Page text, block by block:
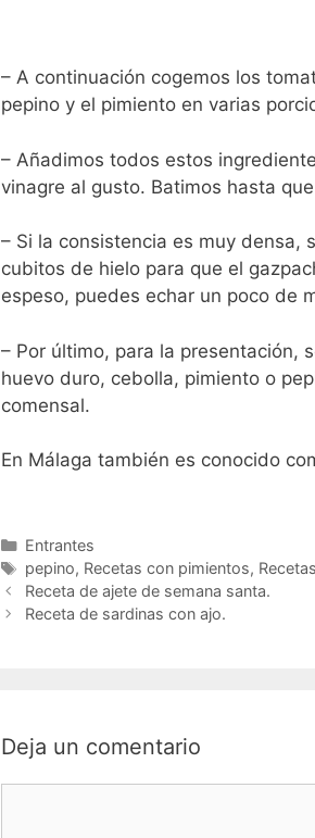
– A continuación cogemos los
pepino y el pimiento en varias
– Añadimos todos estos
vinagre al gusto. Batimos hasta
– Si la consistencia es muy densa,
cubitos de hielo para que el
espeso, puedes echar un poco de
– Por último, para la presentación,
huevo duro, cebolla, pimiento o
comensal.
En Málaga también es conocido
Categorías
Entrantes
Etiquetas
pepino, Recetas con pimientos,
Receta de ajete de semana santa.
Receta de sardinas con ajo.
Deja un comentario